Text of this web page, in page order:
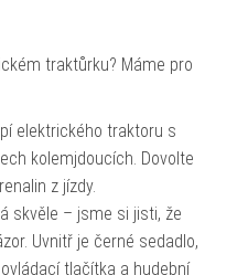
traktůrku? Máme pro
elektrického traktoru s
kolemjdoucích. Dovolte
z jízdy.
skvěle – jsme si jisti, že
Uvnitř je černé sedadlo,
tlačítka a hudební